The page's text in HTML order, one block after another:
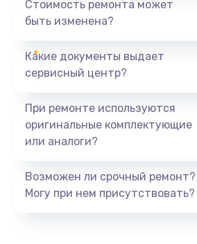
500 руб.
Ремонт разъема
Заказать
Заказать
Стоимость ремонта может
быть изменена?
Какие документы выдает
сервисный центр?
При ремонте используются
оригинальные комплектующие
или аналоги?
Возможен ли срочный ремонт?
Могу при нем присутствовать?